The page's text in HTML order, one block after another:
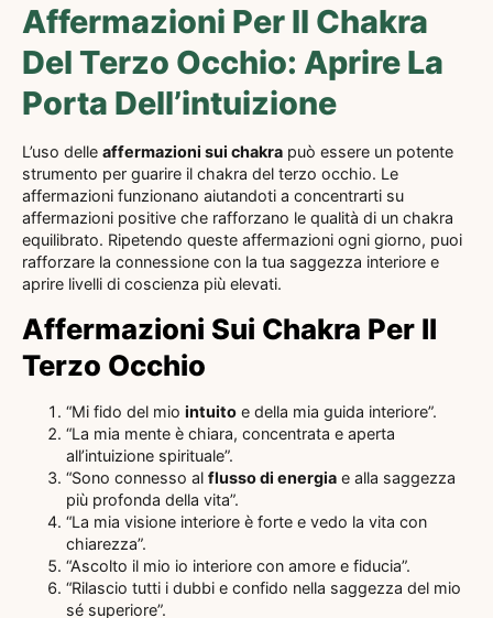
Affermazioni Per Il Chakra
Del Terzo Occhio: Aprire La
Porta Dell’intuizione
L’uso delle affermazioni sui chakra può essere un potente
strumento per guarire il chakra del terzo occhio. Le
affermazioni funzionano aiutandoti a concentrarti su
affermazioni positive che rafforzano le qualità di un chakra
equilibrato. Ripetendo queste affermazioni ogni giorno, puoi
rafforzare la connessione con la tua saggezza interiore e
aprire livelli di coscienza più elevati.
Affermazioni Sui Chakra Per Il
Terzo Occhio
“Mi fido del mio intuito e della mia guida interiore”.
“La mia mente è chiara, concentrata e aperta
all’intuizione spirituale”.
“Sono connesso al flusso di energia e alla saggezza
più profonda della vita”.
“La mia visione interiore è forte e vedo la vita con
chiarezza”.
“Ascolto il mio io interiore con amore e fiducia”.
“Rilascio tutti i dubbi e confido nella saggezza del mio
sé superiore”.